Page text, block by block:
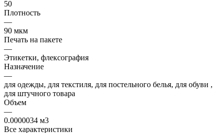
50
Плотность
—
90 мкм
Печать на пакете
—
Этикетки, флексография
Назначение
—
для одежды, для текстиля, для постельного белья, для обуви ,
для штучного товара
Объем
—
0.0000034 м3
Все характеристики